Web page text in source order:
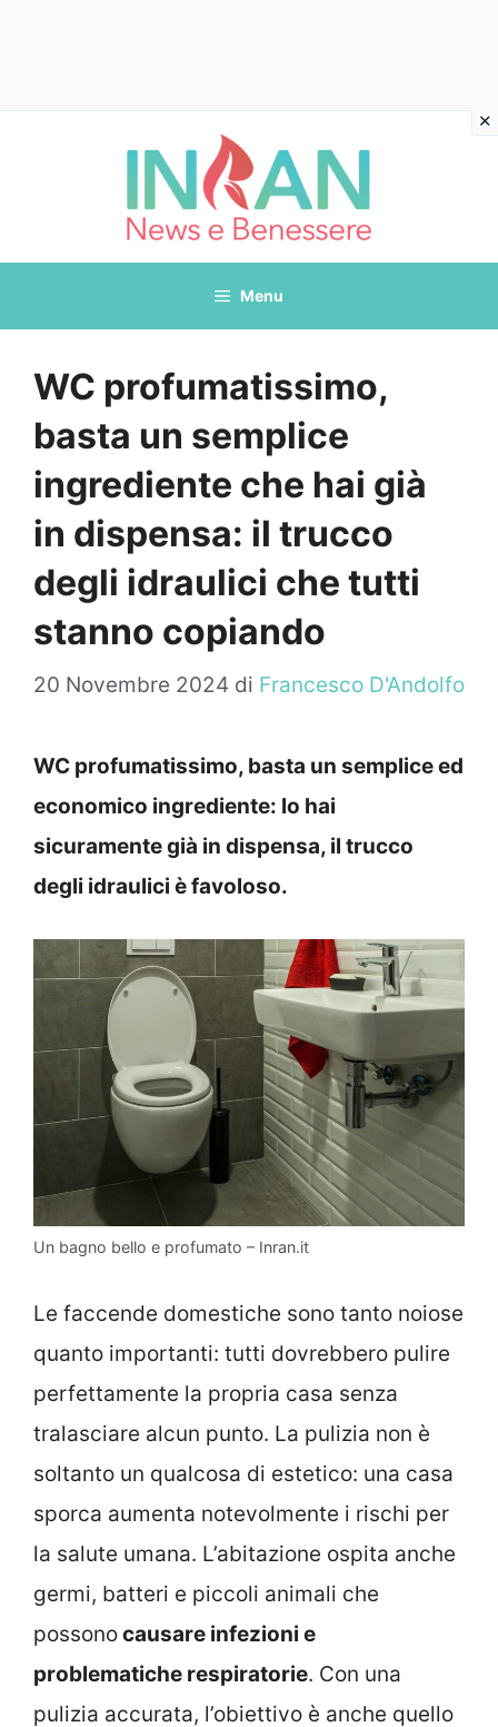
Menu
WC profumatissimo,
basta un semplice
ingrediente che hai già
in dispensa: il trucco
degli idraulici che tutti
stanno copiando
20 Novembre 2024 di Francesco D'Andolfo
WC profumatissimo, basta un semplice ed
economico ingrediente: lo hai
sicuramente già in dispensa, il trucco
degli idraulici è favoloso.
Un bagno bello e profumato – Inran.it
Le faccende domestiche sono tanto noiose
quanto importanti: tutti dovrebbero pulire
perfettamente la propria casa senza
tralasciare alcun punto. La pulizia non è
soltanto un qualcosa di estetico: una casa
sporca aumenta notevolmente i rischi per
la salute umana. L’abitazione ospita anche
germi, batteri e piccoli animali che
possonocausare infezioni e
problematiche respiratorie. Con una
pulizia accurata, l’obiettivo è anche quello